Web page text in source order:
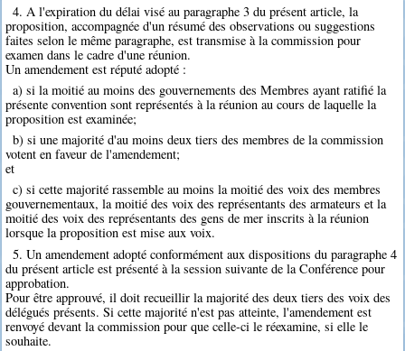
4. A l'expiration du délai visé au paragraphe 3 du présent article, la
proposition, accompagnée d'un résumé des observations ou suggestions
faites selon le même paragraphe, est transmise à la commission pour
examen dans le cadre d'une réunion.
Un amendement est réputé adopté :
a) si la moitié au moins des gouvernements des Membres ayant ratifié la
présente convention sont représentés à la réunion au cours de laquelle la
proposition est examinée;
b) si une majorité d'au moins deux tiers des membres de la commission
votent en faveur de l'amendement;
et
c) si cette majorité rassemble au moins la moitié des voix des membres
gouvernementaux, la moitié des voix des représentants des armateurs et la
moitié des voix des représentants des gens de mer inscrits à la réunion
lorsque la proposition est mise aux voix.
5. Un amendement adopté conformément aux dispositions du paragraphe 4
du présent article est présenté à la session suivante de la Conférence pour
approbation.
Pour être approuvé, il doit recueillir la majorité des deux tiers des voix des
délégués présents. Si cette majorité n'est pas atteinte, l'amendement est
renvoyé devant la commission pour que celle-ci le réexamine, si elle le
souhaite.